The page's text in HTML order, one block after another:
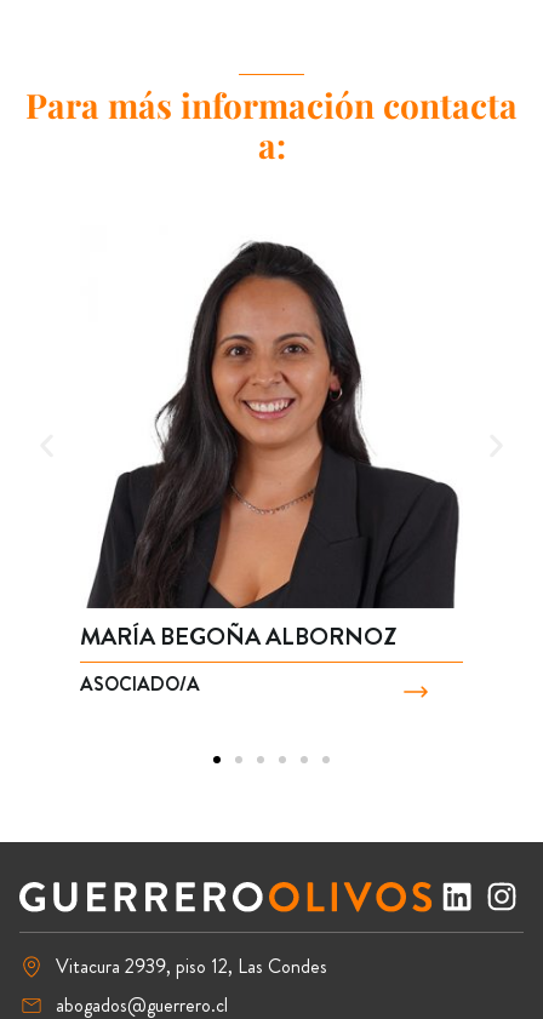
Para más información contacta
a:
MARÍA BEGOÑA ALBORNOZ
ASOCIADO/A
Vitacura 2939, piso 12, Las Condes
abogados@guerrero.cl